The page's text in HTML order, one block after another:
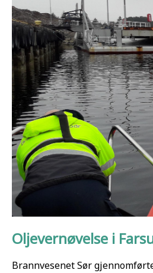
Oljevernøvelse i
Brannvesenet Sør